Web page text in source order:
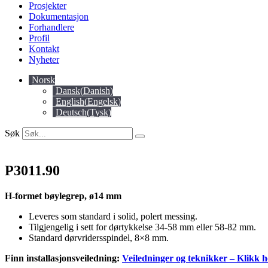
Prosjekter
Dokumentasjon
Forhandlere
Profil
Kontakt
Nyheter
Norsk
Dansk(Danish)
English(Engelsk)
Deutsch(Tysk)
Søk
P3011.90
H-formet bøylegrep, ø14 mm
Leveres som standard i solid, polert messing.
Tilgjengelig i sett for dørtykkelse 34-58 mm eller 58-82 mm.
Standard dørvridersspindel, 8×8 mm.
Finn installasjonsveiledning: Veiledninger og teknikker – Klikk